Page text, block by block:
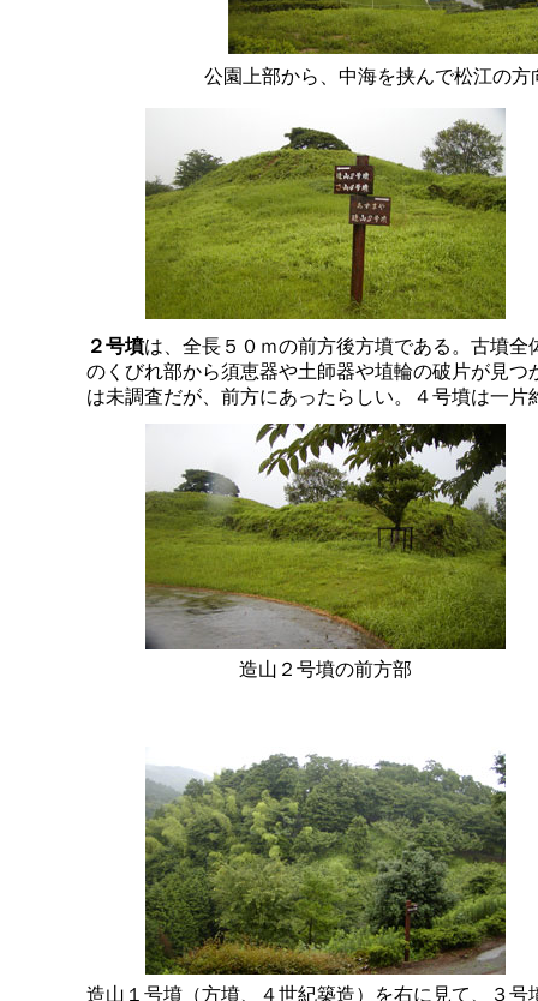
公園上部から、中海を挟んで松江の
２号墳は、全長５０ｍの前方後方墳である。古墳
のくびれ部から須恵器や土師器や埴輪の破片が見
は未調査だが、前方にあったらしい。４号墳は一
造山２号墳の前方部
造山１号墳（方墳、４世紀築造）を右に見て、３号